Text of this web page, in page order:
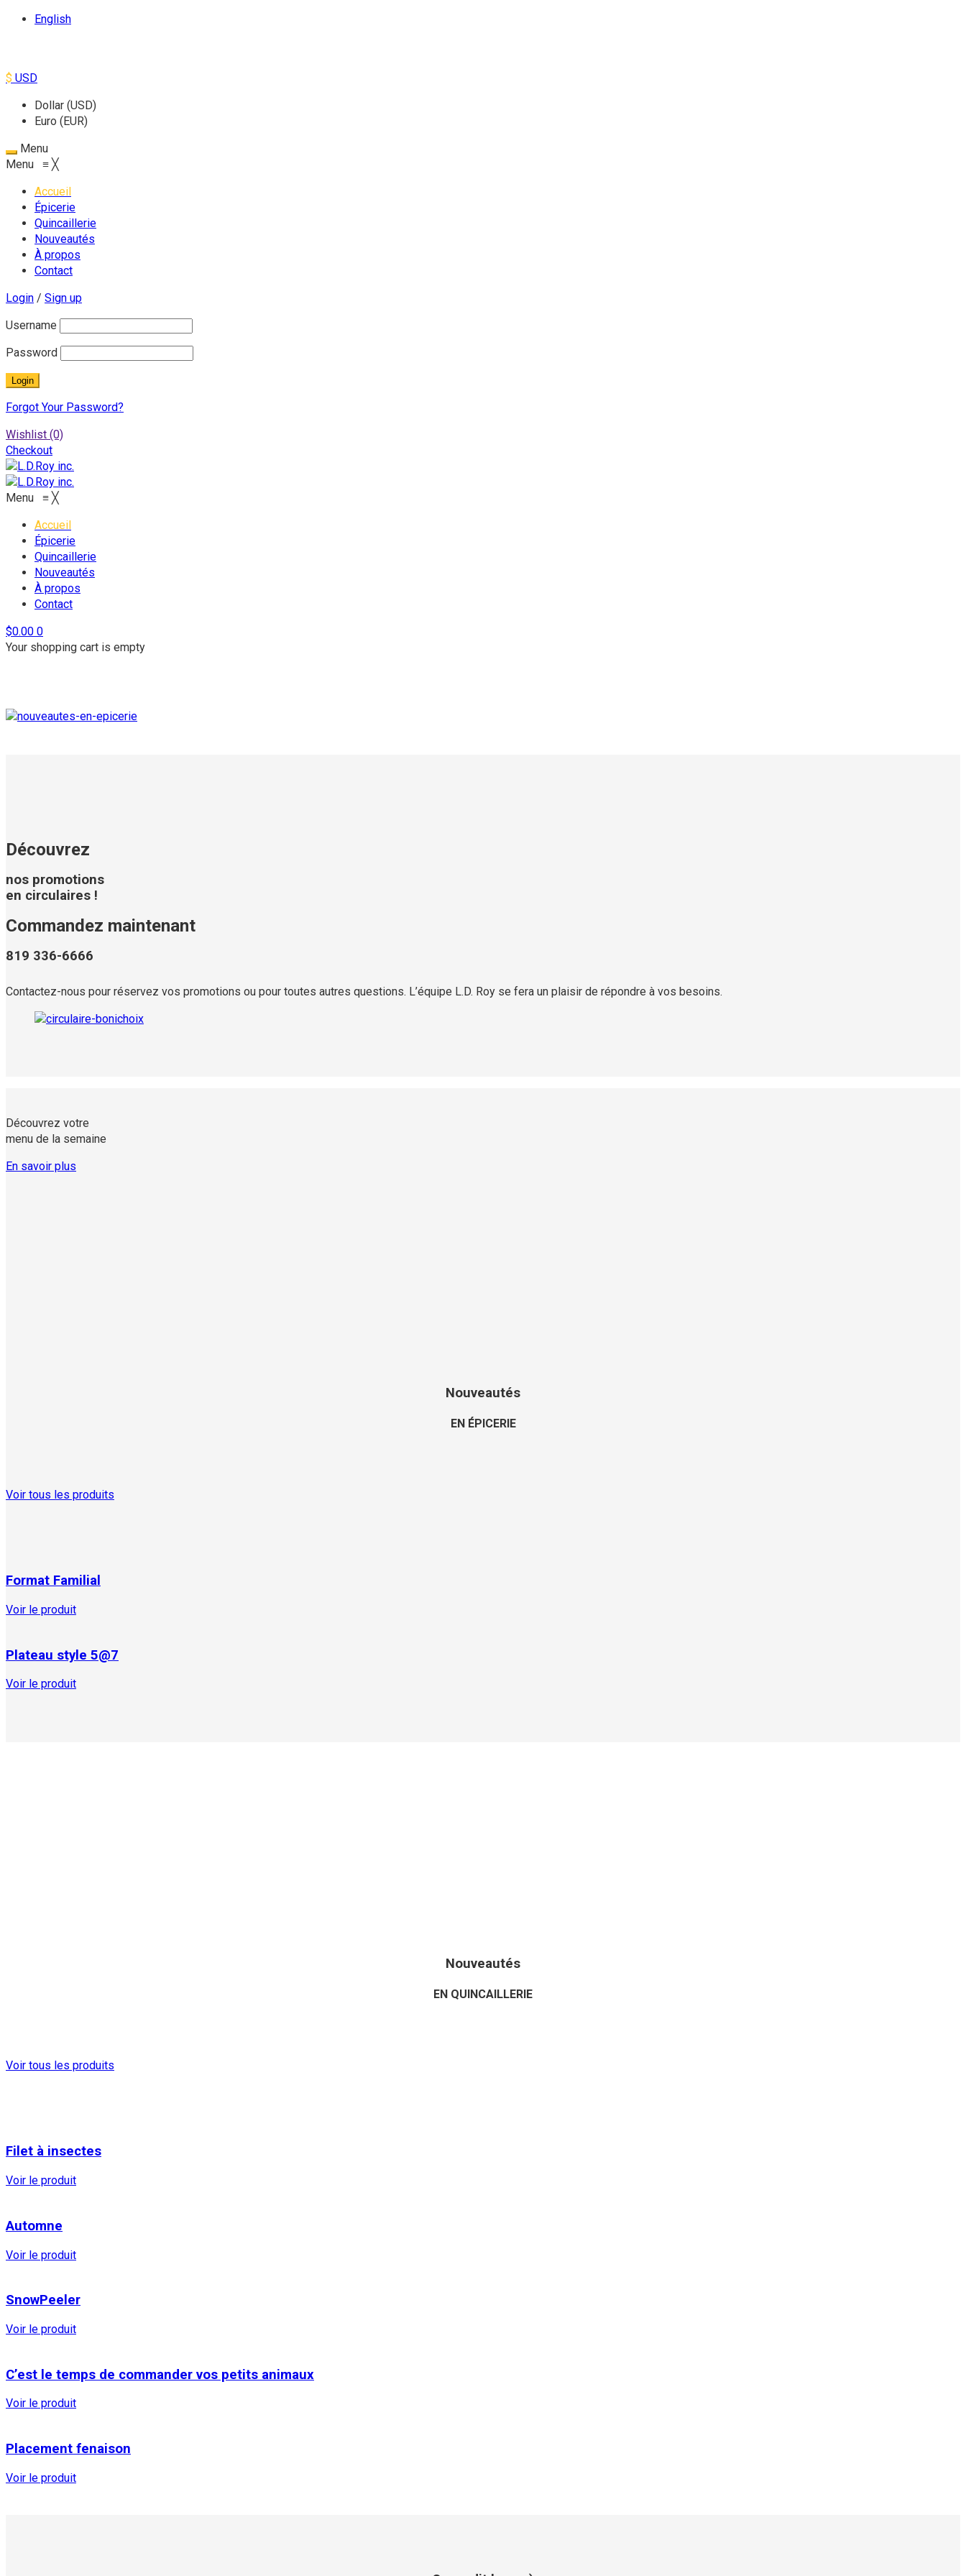
English
$ USD
Dollar (USD)
Euro (EUR)
Menu
Menu ≡ ╳
Accueil
Épicerie
Quincaillerie
Nouveautés
À propos
Contact
Login / Sign up
Username
Password
Forgot Your Password?
Wishlist (0)
Checkout
Menu ≡ ╳
Accueil
Épicerie
Quincaillerie
Nouveautés
À propos
Contact
$0.00 0
Your shopping cart is empty
Découvrez
nos promotions
en circulaires !
Commandez maintenant
819 336-6666
Contactez-nous pour réservez vos promotions ou pour toutes autres questions. L’équipe L.D. Roy se fera un plaisir de répondre à vos besoins.
Découvrez votre
menu de la semaine
En savoir plus
Nouveautés
EN ÉPICERIE
Voir tous les produits
Format Familial
Voir le produit
Plateau style 5@7
Voir le produit
Nouveautés
EN QUINCAILLERIE
Voir tous les produits
Filet à insectes
Voir le produit
Automne
Voir le produit
SnowPeeler
Voir le produit
C’est le temps de commander vos petits animaux
Voir le produit
Placement fenaison
Voir le produit